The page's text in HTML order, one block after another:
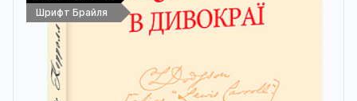
Шрифт Брайля